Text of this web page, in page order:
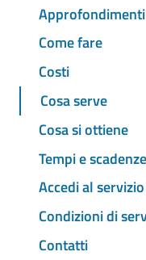
Approfondimenti
Come fare
Costi
Cosa serve
Cosa si ottiene
Tempi e scadenze
Accedi al servizio
Condizioni di
Contatti